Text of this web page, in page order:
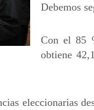
Debemos
Con el 85
obtiene
eleccionarias